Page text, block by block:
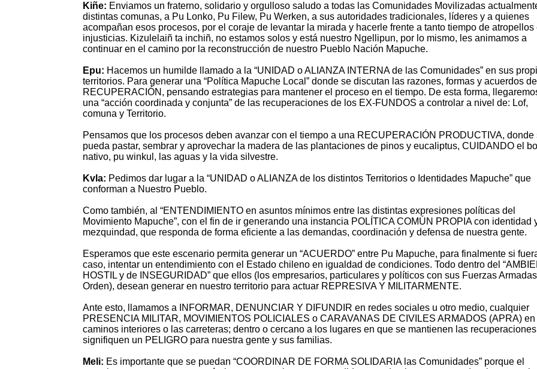
Kiñe: Enviamos un fraterno, solidario y orgulloso saludo a todas las Comunidades Movilizadas
distintas comunas, a Pu Lonko, Pu Filew, Pu Werken, a sus autoridades tradicionales, líderes y a quienes
acompañan esos procesos, por el coraje de levantar la mirada y hacerle frente a tanto tiempo de atropellos
injusticias. Kizulelaiñ ta inchiñ, no estamos solos y está nuestro Ngellipun, por lo mismo, les animamos a
continuar en el camino por la reconstrucción de nuestro Pueblo Nación Mapuche.
Epu: Hacemos un humilde llamado a la “UNIDAD o ALIANZA INTERNA de las Comunidades” en sus
territorios. Para generar una “Política Mapuche Local” donde se discutan las razones, formas y acuerdos
RECUPERACIÓN, pensando estrategias para mantener el proceso en el tiempo. De esta forma,
una “acción coordinada y conjunta” de las recuperaciones de los EX-FUNDOS a controlar a nivel de: Lof,
comuna y Territorio.
Pensamos que los procesos deben avanzar con el tiempo a una RECUPERACIÓN PRODUCTIVA, donde
pueda pastar, sembrar y aprovechar la madera de las plantaciones de pinos y eucaliptus, CUIDANDO el
nativo, pu winkul, las aguas y la vida silvestre.
Kvla: Pedimos dar lugar a la “UNIDAD o ALIANZA de los distintos Territorios o Identidades Mapuche” que
conforman a Nuestro Pueblo.
Como también, al “ENTENDIMIENTO en asuntos mínimos entre las distintas expresiones políticas del
Movimiento Mapuche”, con el fin de ir generando una instancia POLÍTICA COMÚN PROPIA con identidad
mezquindad, que responda de forma eficiente a las demandas, coordinación y defensa de nuestra gente.
Esperamos que este escenario permita generar un “ACUERDO” entre Pu Mapuche, para finalmente si
caso, intentar un entendimiento con el Estado chileno en igualdad de condiciones. Todo dentro del
HOSTIL y de INSEGURIDAD” que ellos (los empresarios, particulares y políticos con sus Fuerzas
Orden), desean generar en nuestro territorio para actuar REPRESIVA Y MILITARMENTE.
Ante esto, llamamos a INFORMAR, DENUNCIAR Y DIFUNDIR en redes sociales u otro medio, cualquier
PRESENCIA MILITAR, MOVIMIENTOS POLICIALES o CARAVANAS DE CIVILES ARMADOS (APRA)
caminos interiores o las carreteras; dentro o cercano a los lugares en que se mantienen las
signifiquen un PELIGRO para nuestra gente y sus familias.
Meli: Es importante que se puedan “COORDINAR DE FORMA SOLIDARIA las Comunidades” porque el